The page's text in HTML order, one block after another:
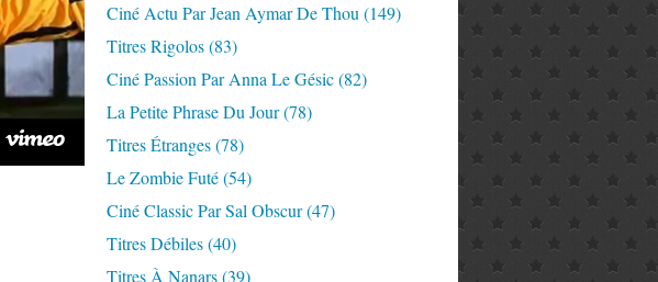
Ciné Actu Par Jean Aymar De Thou (149)
Titres Rigolos(83)
Ciné Passion Par Anna Le Gésic(82)
La Petite Phrase Du Jour(78)
Titres Étranges(78)
Le Zombie Futé(54)
Ciné Classic Par Sal Obscur(47)
Titres Débiles(40)
Titres À Nanars(39)